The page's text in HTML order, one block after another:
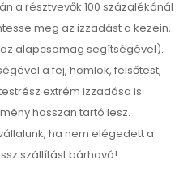
a résztvevők 100 százalékánál
meg az izzadást a kezein,
alapcsomag segítségével).
a fej, homlok, felsőtest,
extrém izzadása is
hosszan tartó lesz.
ha nem elégedett a
szállítást bárhová!